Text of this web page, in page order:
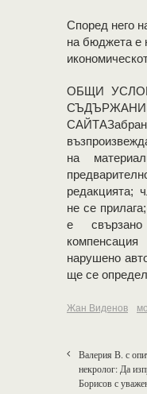
Според него
на бюджета е
OБЩИ
на
редакцията;
не се
е
нарушено
ще се
Жан Виденов
Валерия В. с
некролог: Да
Борисов с